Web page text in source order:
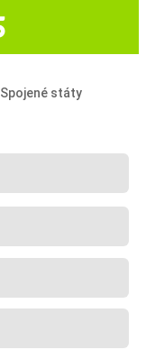
Spojené státy